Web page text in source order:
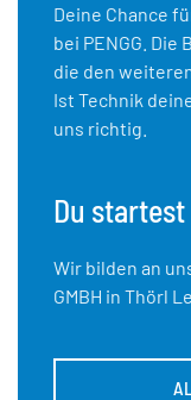
Deine Chance
bei PENGG.
die den
Ist Technik
uns richtig.
Du
Wir bilden an
GMBH in Thörl